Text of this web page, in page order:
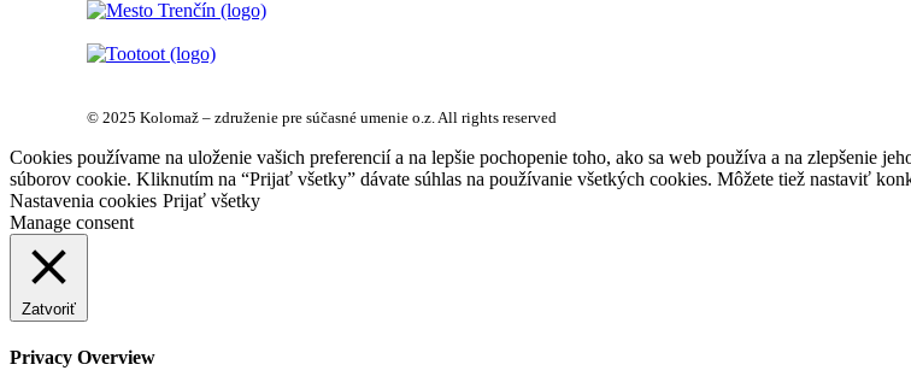
© 2025 Kolomaž – združenie pre súčasné umenie o.z. All rights reserved
Cookies používame na uloženie vašich preferencií a na lepšie pochopenie toho, ako sa web používa a na zlepšenie
súborov cookie. Kliknutím na “Prijať všetky” dávate súhlas na používanie všetkých cookies. Môžete tiež nastaviť
Nastavenia cookies Prijať všetky
Manage consent
Zatvoriť
Privacy Overview